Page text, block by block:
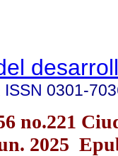
ISSN 0301-
no.221
2025